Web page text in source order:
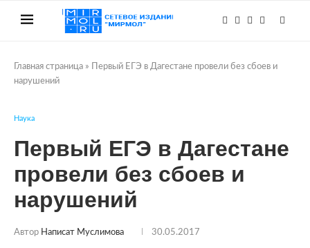
Главная страница »
Первый ЕГЭ в Дагестане провели без сбоев и
нарушений
Наука
Первый ЕГЭ в Дагестане
провели без сбоев и
нарушений
Автор Написат Муслимова 30.05.2017